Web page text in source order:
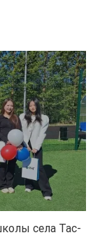
села Тас-